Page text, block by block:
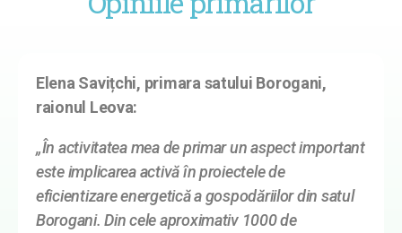
Elena Savițchi, primara satului Borogani,
raionul Leova:
„În activitatea mea de primar un aspect important
este implicarea activă în proiectele de
eficientizare energetică a gospodăriilor din satul
Borogani. Din cele aproximativ 1000 de